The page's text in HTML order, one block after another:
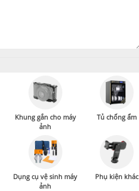
Khung gắn cho máy
ảnh
Tủ chống ẩm
Dụng cụ vệ sinh máy
ảnh
Phụ kiện khác